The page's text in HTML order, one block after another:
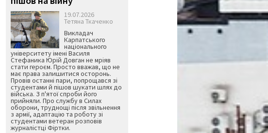
19.07.2026
Тетяна Ткаченко
Викладач
Карпатського
національного
університету імені Василя
Стефаника Юрій Довган не мріяв
стати героєм. Просто вважав, що не
має права залишитися осторонь.
Провів останні пари, попрощався зі
студентами й пішов шукати шлях до
війська. З п'ятої спроби його
прийняли. Про службу в Силах
оборони, труднощі після звільнення
з армії, адаптацію та роботу зі
студентами ветеран розповів
журналістці Фіртки.